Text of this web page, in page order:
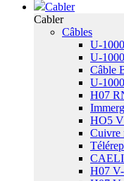
Cabler
Cabler
Câbles
U-
U-
Câble
U-
H07
HO5
Cuivre
H07